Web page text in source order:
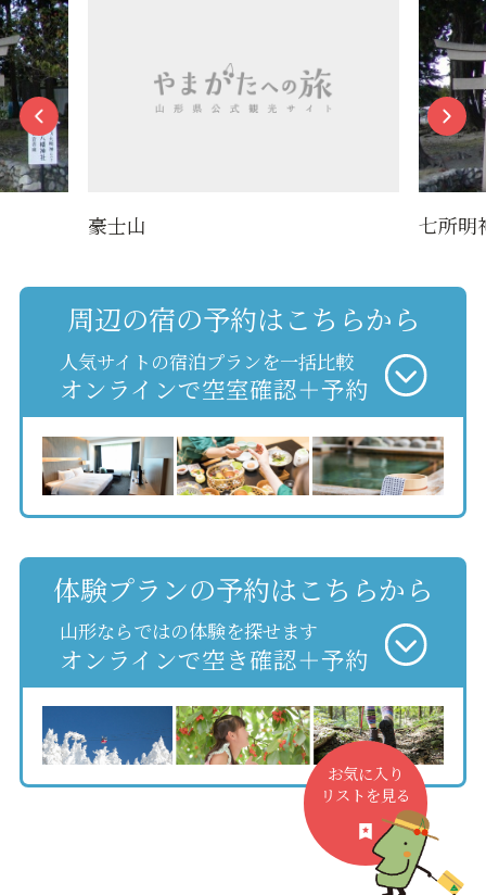
豪士山 七所明
周辺の宿の予約はこちらから
人気サイトの宿泊プランを一括比較
オンラインで空室確認＋予約
体験プランの予約はこちらから
山形ならではの体験を探せます
オンラインで空き確認＋予約
お気に入り
リストを見る